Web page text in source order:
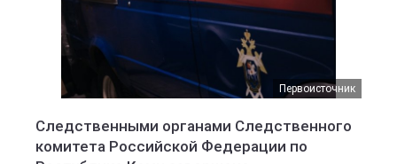
Первоисточник
Следственными органами Следственного
комитета Российской Федерации по